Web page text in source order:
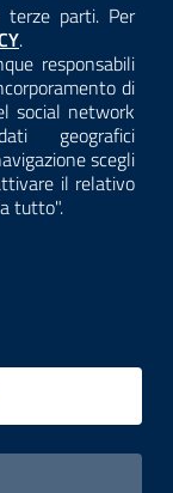
parti. Per
.
responsabili
di
social network
geografici
scegli
il relativo
tutto".
al regolamento